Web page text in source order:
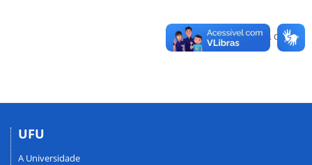
Voltar para o topo
UFU
A Universidade